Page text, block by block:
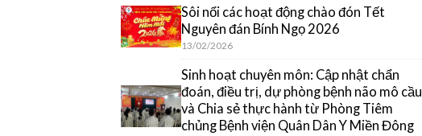
Sôi nổi các hoạt động chào đón Tết
Nguyên đán Bính Ngọ 2026
13/02/2026
Sinh hoạt chuyên môn: Cập nhật chẩn
đoán, điều trị, dự phòng bệnh não mô cầu
và Chia sẻ thực hành từ Phòng Tiêm
chủng Bệnh viện Quân Dân Y Miền Đông